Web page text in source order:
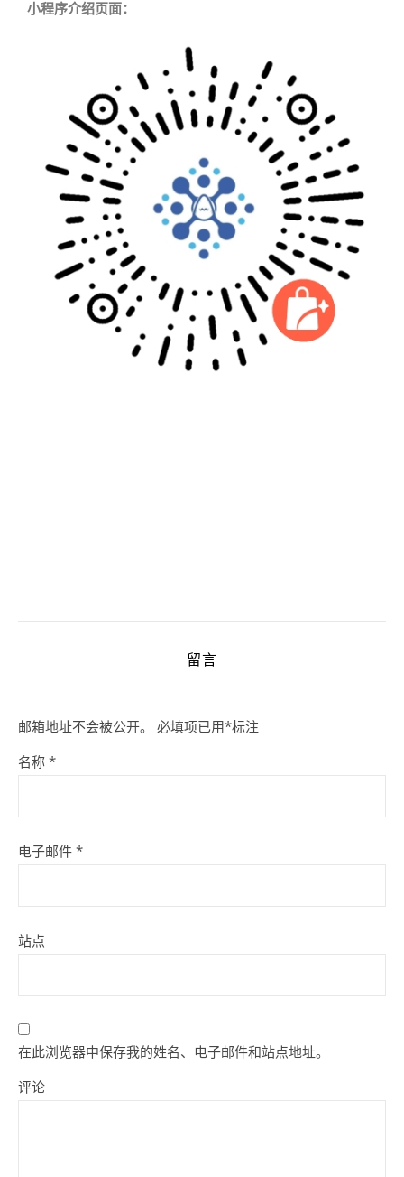
小程序介绍页面：
留言
邮箱地址不会被公开。 必填项已用*标注
名称 *
电子邮件 *
站点
在此浏览器中保存我的姓名、电子邮件和站点地址。
评论